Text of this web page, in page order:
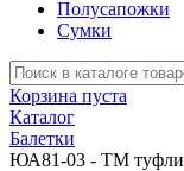
Полусапожки
Сумки
Корзина пуста
Каталог
Балетки
ЮА81-03 - ТМ туфли